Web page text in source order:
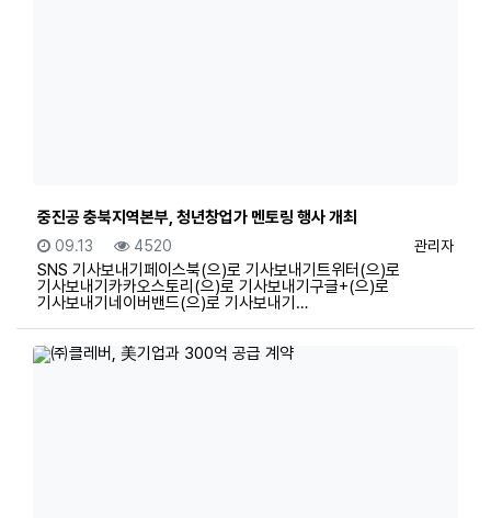
중진공 충북지역본부, 청년창업가 멘토링 행사 개최
등록자
관리자
등록일
09.13 조회
4520
SNS 기사보내기페이스북(으)로 기사보내기트위터(으)로
기사보내기카카오스토리(으)로 기사보내기구글+(으)로
기사보내기네이버밴드(으)로 기사보내기…